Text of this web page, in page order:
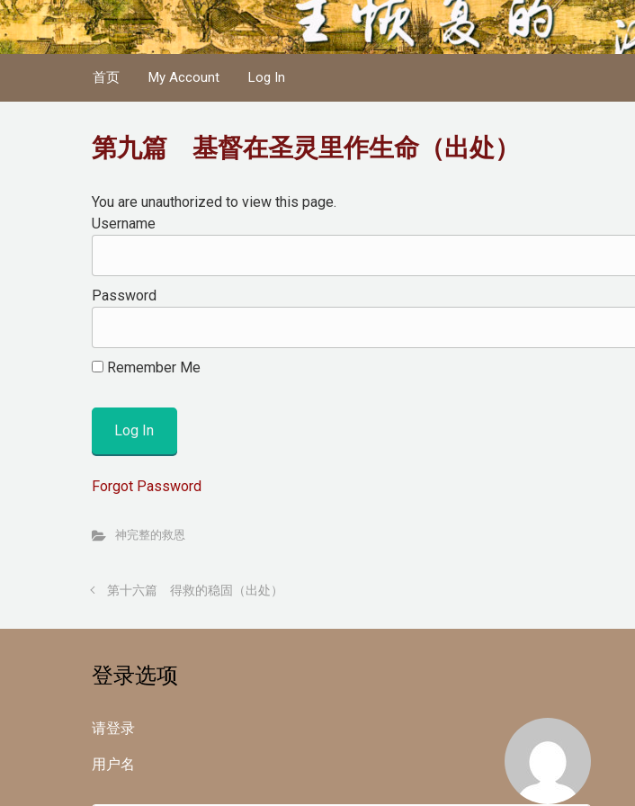
Skip to main content
首页 My Account Log In
第九篇 基督在圣灵里作生命（出处）
You are unauthorized to view this page.
Username
Password
Remember Me
Forgot Password
神完整的救恩
第十六篇 得救的稳固（出处）
登录选项
请登录
用户名